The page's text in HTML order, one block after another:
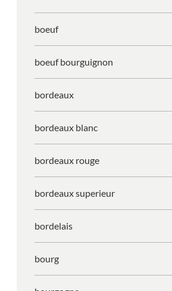
boeuf
boeuf bourguignon
bordeaux
bordeaux blanc
bordeaux rouge
bordeaux superieur
bordelais
bourg